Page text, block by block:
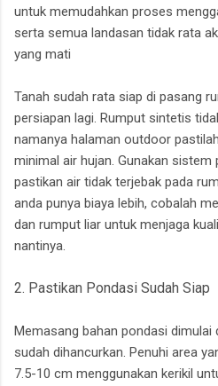
untuk memudahkan proses
serta semua landasan tidak rata
yang mati
Tanah sudah rata siap di pasang
persiapan lagi. Rumput sintetis
namanya halaman outdoor
minimal air hujan. Gunakan sistem
pastikan air tidak terjebak pada
anda punya biaya lebih, cobalah
dan rumput liar untuk menjaga
nantinya.
2. Pastikan Pondasi Sudah Siap
Memasang bahan pondasi dimulai
sudah dihancurkan. Penuhi area
7.5-10 cm menggunakan kerikil